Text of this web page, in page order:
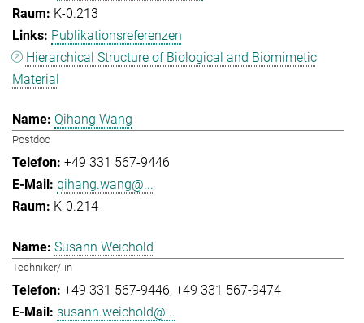
K-0.213
Publikationsreferenzen
Hierarchical Structure of Biological and Biomimetic
Material
Qihang Wang
Postdoc
+49 331 567-9446
qihang.wang@...
K-0.214
Susann Weichold
Techniker/-in
+49 331 567-9446 +49 331 567-9474
susann.weichold@...